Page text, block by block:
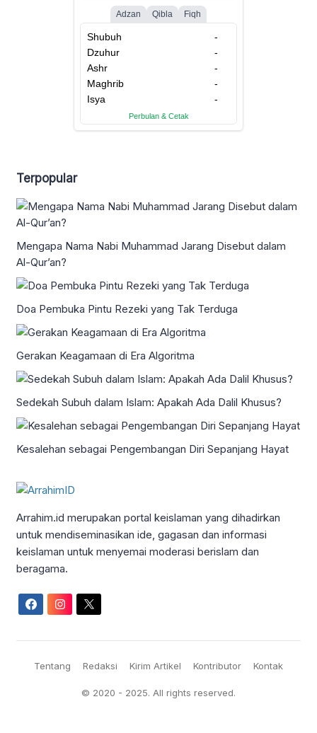
Terpopular
Mengapa Nama Nabi Muhammad Jarang Disebut dalam
Al-Qur’an?
Doa Pembuka Pintu Rezeki yang Tak Terduga
Gerakan Keagamaan di Era Algoritma
Sedekah Subuh dalam Islam: Apakah Ada Dalil Khusus?
Kesalehan sebagai Pengembangan Diri Sepanjang Hayat
Arrahim.id merupakan portal keislaman yang dihadirkan
untuk mendiseminasikan ide, gagasan dan informasi
keislaman untuk menyemai moderasi berislam dan
beragama.
Tentang Redaksi Kirim Artikel Kontributor Kontak
© 2020 - 2025. All rights reserved.